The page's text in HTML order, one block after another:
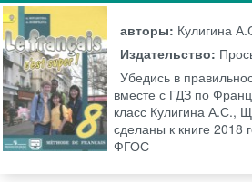
авторы: Кулигина
Издательство:
Убедись в
вместе с ГДЗ по
класс Кулигина А.С.,
сделаны к книге 2018
ФГОС